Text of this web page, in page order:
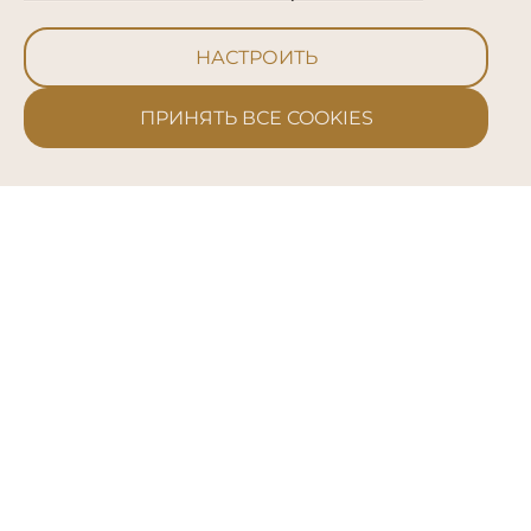
НАСТРОИТЬ
ПРИНЯТЬ ВСЕ COOKIES
Журнал
Эксперты
Ок, Salon Secret
Мы в соц. сетях